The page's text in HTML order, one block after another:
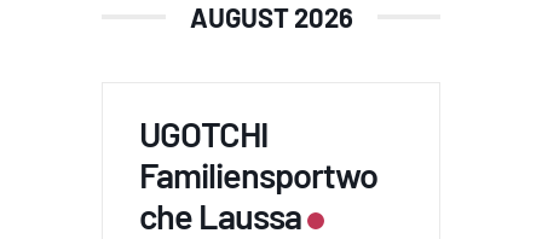
AUGUST 2026
UGOTCHI
Familiensportwo
che Laussa